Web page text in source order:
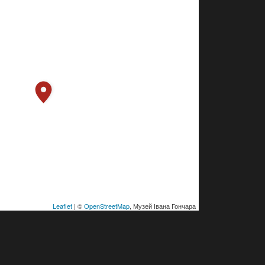
Leaflet | ©OpenStreetMap, Музей Івана Гончара